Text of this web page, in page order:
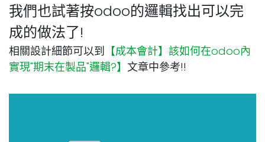
我們也試著按odoo的邏輯找出可以完
成的做法了!
相關設計細節可以到 【成本會計】該如何在odoo內
實現"期末在製品"邏輯?】 文章中參考!!